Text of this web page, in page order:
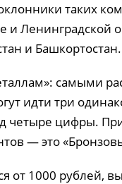
таких
и Ленинградской
и Башкортостан.
самыми
идти три
четыре цифры.
— это
от 1000 рублей,